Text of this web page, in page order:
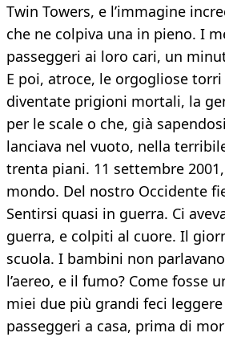
Twin Towers, e l’immagine
che ne colpiva una in pieno. I
passeggeri ai loro cari, un
E poi, atroce, le orgogliose
diventate prigioni mortali, la
per le scale o che, già
lanciava nel vuoto, nella
trenta piani. 11 settembre
mondo. Del nostro Occidente
Sentirsi quasi in guerra. Ci
guerra, e colpiti al cuore. Il
scuola. I bambini non
l’aereo, e il fumo? Come fosse
miei due più grandi feci
passeggeri a casa, prima di